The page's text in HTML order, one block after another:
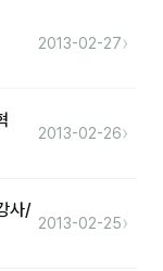
2013-02-27›
2013-02-26›
사/
2013-02-25›